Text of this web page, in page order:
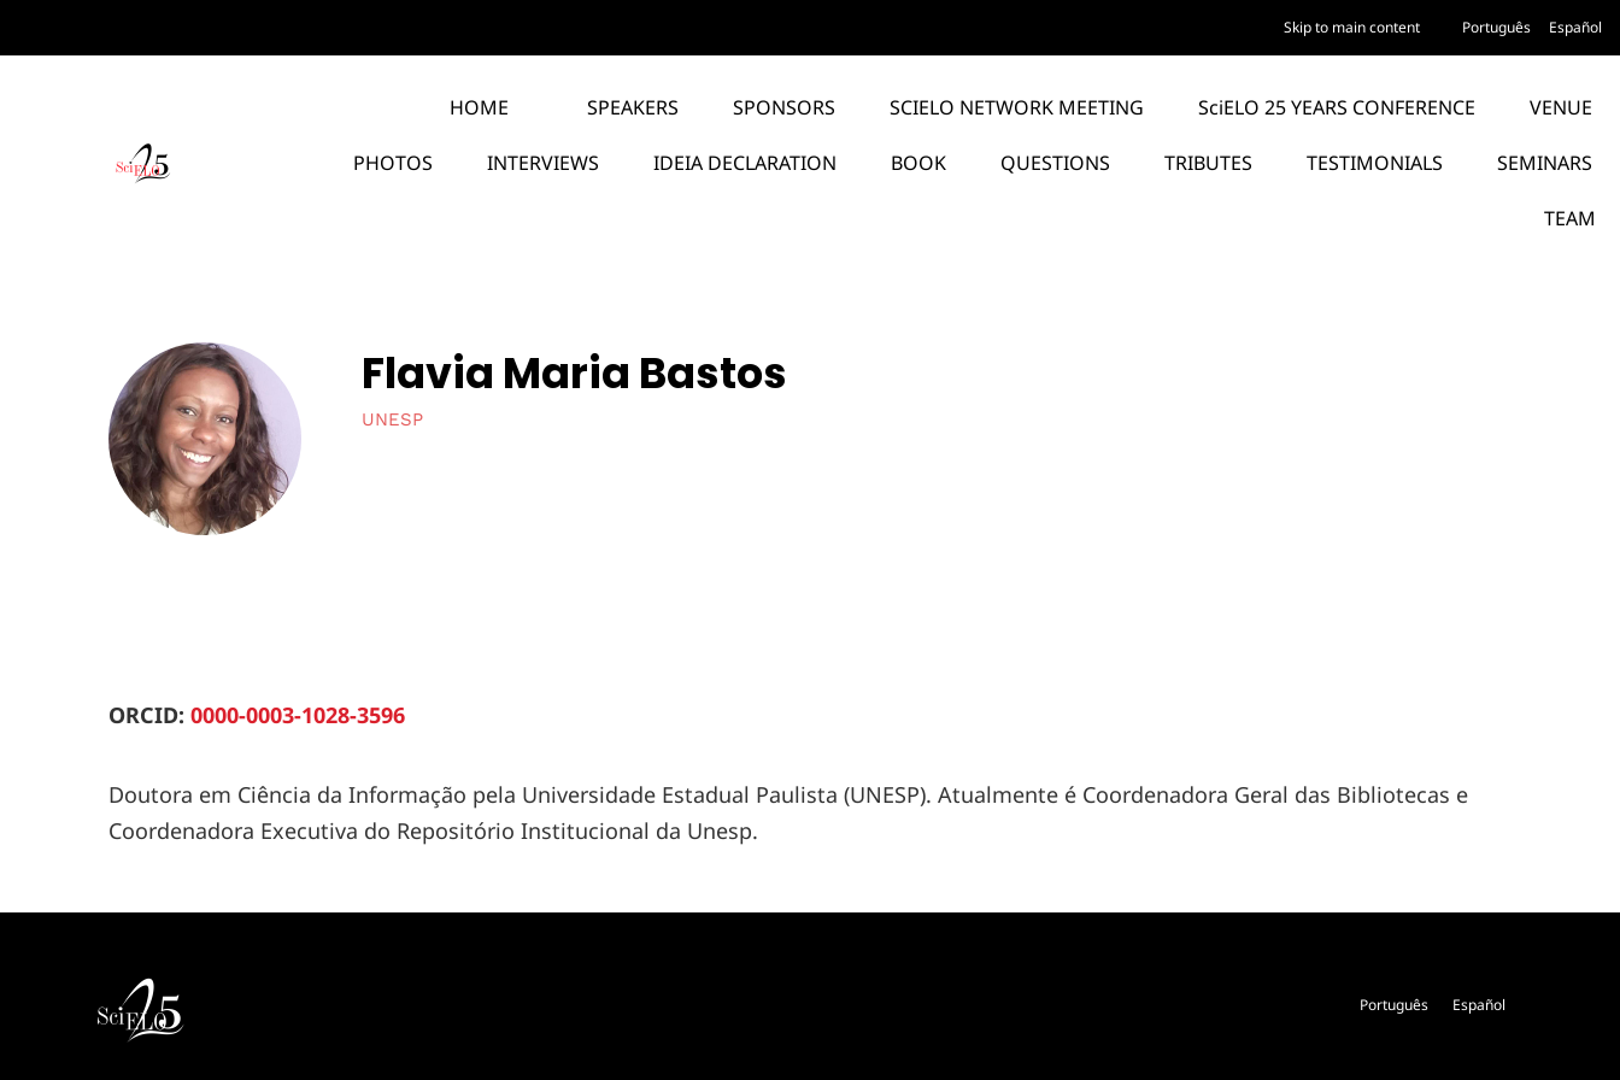
Skip to main content Português Español
HOME SPEAKERS SPONSORS SCIELO NETWORK MEETING SciELO 25 YEARS CONFERENCE VENUE
PHOTOS INTERVIEWS IDEIA DECLARATION BOOK QUESTIONS TRIBUTES TESTIMONIALS SEMINARS
TEAM
Flavia Maria Bastos
UNESP
ORCID: 0000-0003-1028-3596
Doutora em Ciência da Informação pela Universidade Estadual Paulista (UNESP). Atualmente é Coordenadora Geral das Bibliotecas e
Coordenadora Executiva do Repositório Institucional da Unesp.
Português Español